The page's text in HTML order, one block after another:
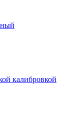
калибровкой